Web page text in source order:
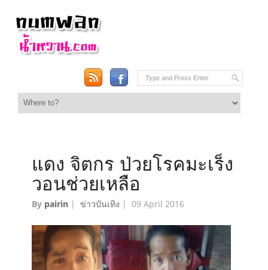
แดง จิตกร ป่วยโรคมะเร็ง
วอนช่วยเหลือ
By pairin |ข่าวบันเทิง |09 April 2016